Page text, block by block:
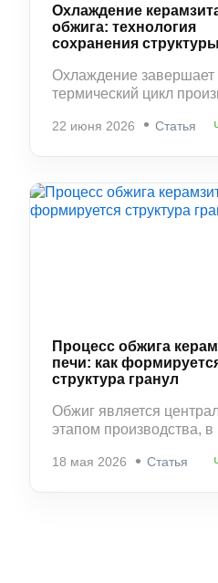
Охлаждение
обжига: технология
сохранения
Охлаждение завершает
термический цикл
материала,
прочность, стабильную
пористость и
разрушению.
22 июня 2026 Статья
Процесс обжига
печи: как
структура гранул
Обжиг является
этапом производства, в
свойства керамзита.
18 мая 2026 Статья